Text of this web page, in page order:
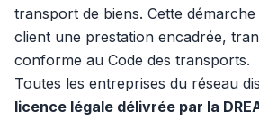
transport de biens. Cette
client une prestation encadrée,
conforme au Code des transports.
Toutes les entreprises du réseau
licence légale délivrée par la